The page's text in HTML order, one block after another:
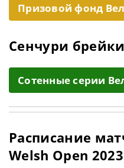
Призовой фонд
Сенчури
Cотенные серии
Расписание
Welsh Open 2023